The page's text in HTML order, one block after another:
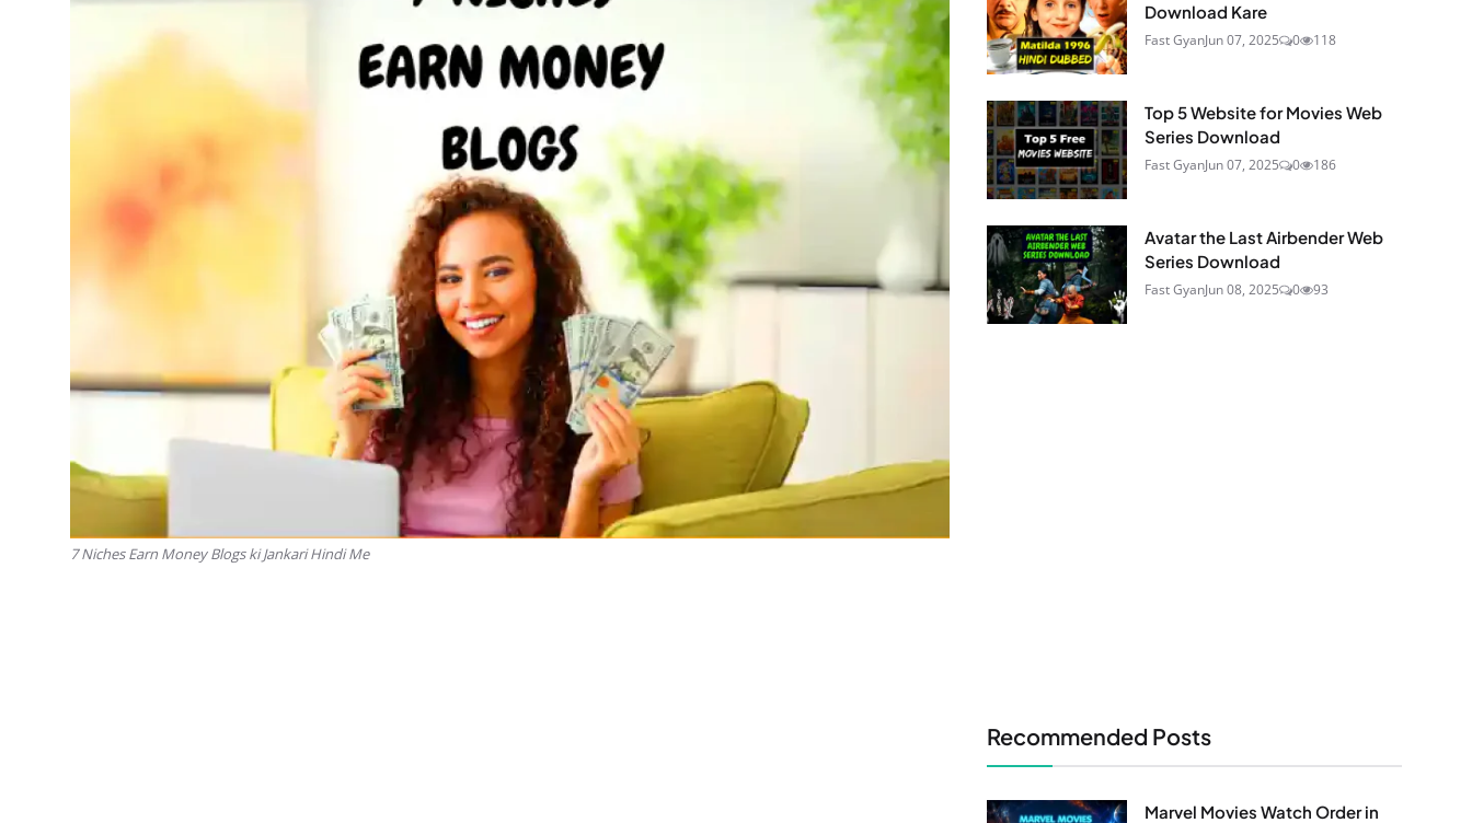
7 Niches Earn Money Blogs ki Jankari Hindi Me
Download Kare
Fast GyanJun 07, 2025 0 118
Top 5 Website for Movies Web
Series Download
Fast GyanJun 07, 2025 0 186
Avatar the Last Airbender Web
Series Download
Fast GyanJun 08, 2025 0 93
Recommended Posts
Marvel Movies Watch Order in